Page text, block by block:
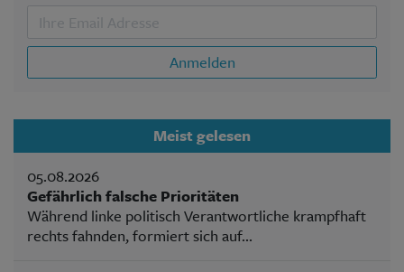
Anmelden
Meist gelesen
05.08.2026
Gefährlich falsche Prioritäten
Während linke politisch Verantwortliche krampfhaft
rechts fahnden, formiert sich auf...